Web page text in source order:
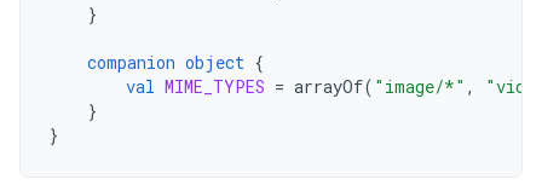
}
companion object {
val MIME_TYPES = arrayOf( "image/*" ,
}
}